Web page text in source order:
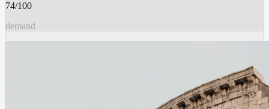
74/100
demand